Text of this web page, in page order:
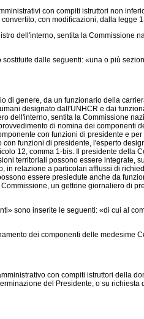
con compiti istruttori non
convertito, con modificazioni, dalla legge
dell'interno, sentita la
dalle seguenti: «una o più
genere, da un funzionario della
designato dall'UNHCR e dai
dell'interno, sentita la Commissione
di nomina dei
con funzioni di presidente e
funzioni di presidente, l'esperto
12, comma 1-bis. Il presidente
territoriali possono essere
relazione a particolari afflussi di
essere presiedute anche da
un gettone giornaliero di
sono inserite le seguenti: «di cui al
dei componenti delle medesime
con compiti istruttori della
del Presidente, o su